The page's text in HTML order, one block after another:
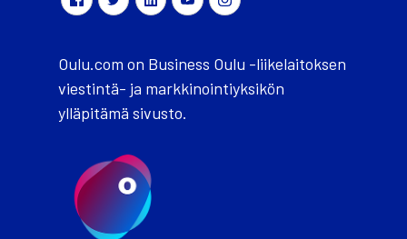
Oulu.com on Business Oulu -liikelaitoksen
viestintä- ja markkinointiyksikön
ylläpitämä sivusto.